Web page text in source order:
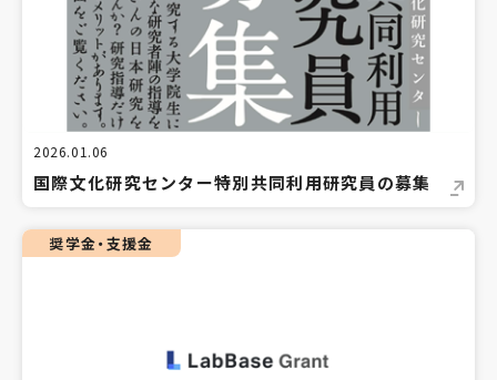
2026.01.06
国際文化研究センター特別共同利用研究員の募集
奨学金・支援金